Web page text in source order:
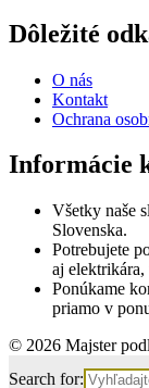
Dôležité
O nás
Kontakt
Ochrana
Informácie
Všetky naše
Slovenska.
Potrebujete
aj elektrikára,
Ponúkame
priamo v
© 2026 Majster
Search for: